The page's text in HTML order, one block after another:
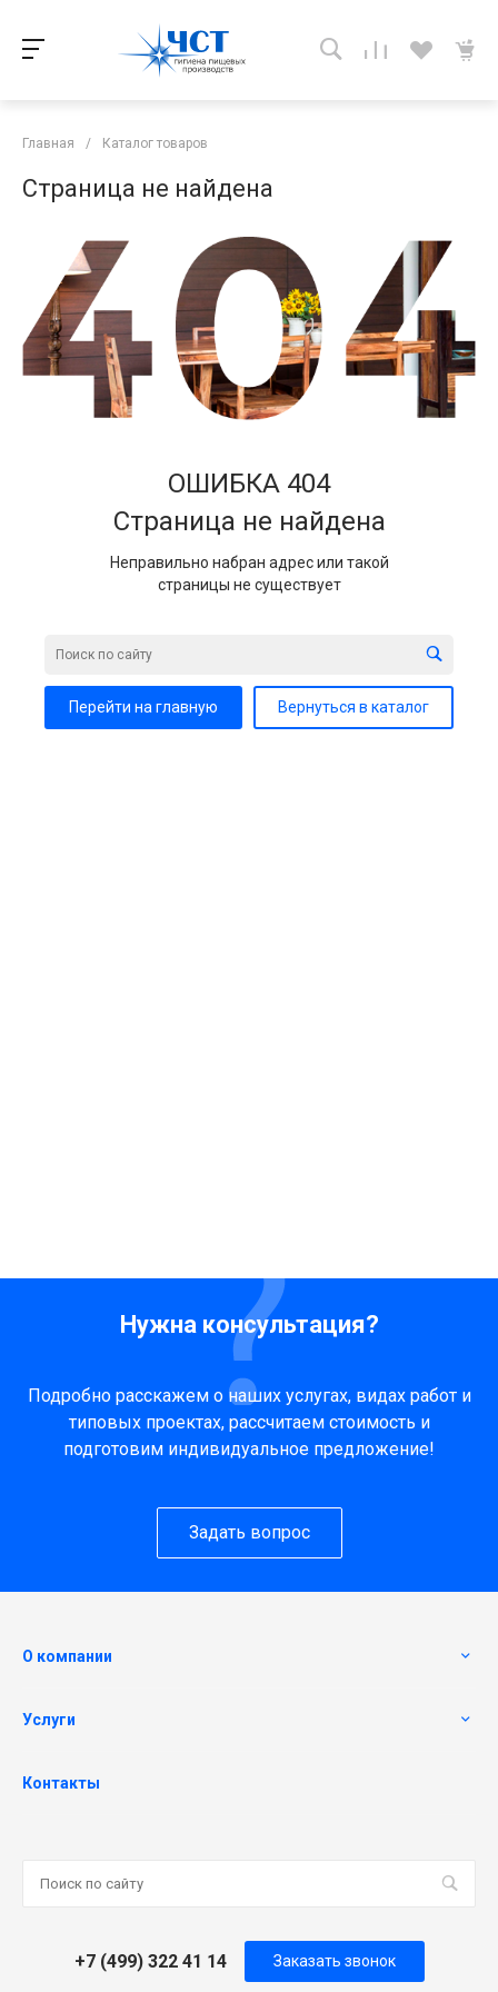
Главная / Каталог товаров
Страница не найдена
ОШИБКА 404
Страница не найдена
Неправильно набран адрес или такой
страницы не существует
Перейти на главную Вернуться в каталог
Нужна консультация?
Подробно расскажем о наших услугах, видах работ и
типовых проектах, рассчитаем стоимость и
подготовим индивидуальное предложение!
Задать вопрос
О компании
Услуги
Контакты
+7 (499) 322 41 14 Заказать звонок